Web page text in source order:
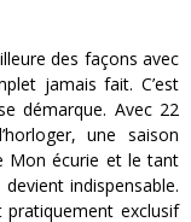
des façons avec
jamais fait. C’est
démarque. Avec 22
une saison
Mon écurie et le tant
indispensable.
exclusif